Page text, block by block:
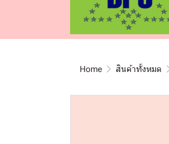
Home สินค้าทั้งหมด